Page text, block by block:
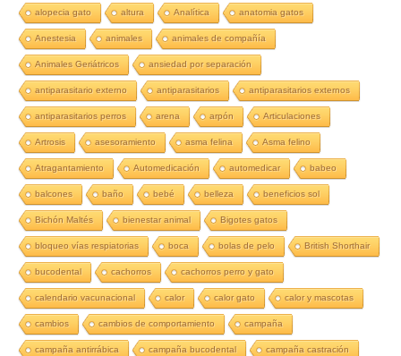
alopecia gato altura Analítica anatomia gatos
Anestesia animales animales de compañía
Animales Geriátricos ansiedad por separación
antiparasitario externo antiparasitarios antiparasitarios externos
antiparasitarios perros arena arpón Articulaciones
Artrosis asesoramiento asma felina Asma felino
Atragantamiento Automedicación automedicar babeo
balcones baño bebé belleza beneficios sol
Bichón Maltés bienestar animal Bigotes gatos
bloqueo vías respiatorias boca bolas de pelo British Shorthair
bucodental cachorros cachorros perro y gato
calendario vacunacional calor calor gato calor y mascotas
cambios cambios de comportamiento campaña
campaña antirrábica campaña bucodental campaña castración